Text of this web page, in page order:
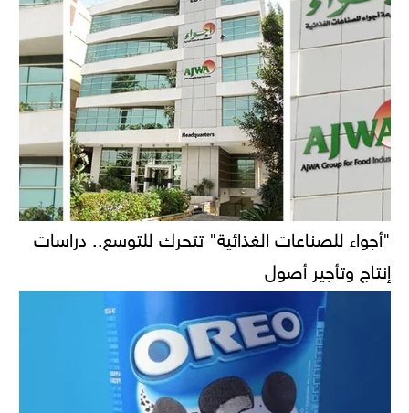
"أجواء للصناعات الغذائية" تتحرك للتوسع.. دراسات
إنتاج وتأجير أصول